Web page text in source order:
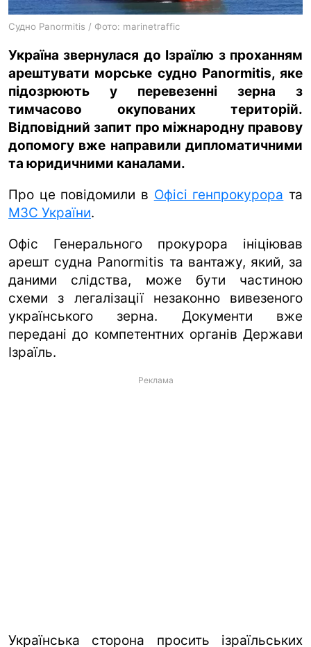
Судно Panormitis / Фото: marinetraffic
Україна звернулася до Ізраїлю з проханням
арештувати морське судно Panormitis, яке
підозрюють у перевезенні зерна з
тимчасово окупованих територій.
Відповідний запит про міжнародну правову
допомогу вже направили дипломатичними
та юридичними каналами.
Про це повідомили в Офісі генпрокурора та
МЗС України.
Офіс Генерального прокурора ініціював
арешт судна Panormitis та вантажу, який, за
даними слідства, може бути частиною
схеми з легалізації незаконно вивезеного
українського зерна. Документи вже
передані до компетентних органів Держави
Ізраїль.
Реклама
Українська сторона просить ізраїльських